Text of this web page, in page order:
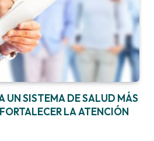
UN SISTEMA DE SALUD MÁS
LA ATENCIÓN